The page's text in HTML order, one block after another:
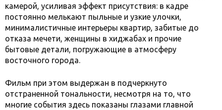
камерой, усиливая эффект присутствия: в кадре
постоянно мелькают пыльные и узкие улочки,
минималистичные интерьеры квартир, забитые до
отказа мечети, женщины в хиджабах и прочие
бытовые детали, погружающие в атмосферу
восточного города.
Фильм при этом выдержан в подчеркнуто
отстраненной тональности, несмотря на то, что
многие события здесь показаны глазами главной